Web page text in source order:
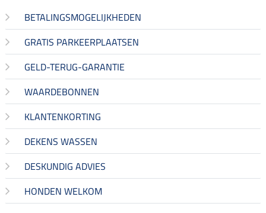
BETALINGSMOGELIJKHEDEN
GRATIS PARKEERPLAATSEN
GELD-TERUG-GARANTIE
WAARDEBONNEN
KLANTENKORTING
DEKENS WASSEN
DESKUNDIG ADVIES
HONDEN WELKOM